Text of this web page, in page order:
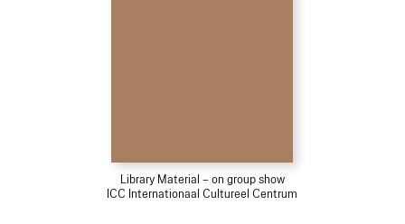
Library Material – on group show
ICC Internationaal Cultureel Centrum